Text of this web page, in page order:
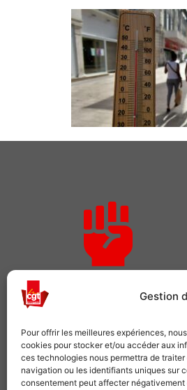
Gestion
Pour offrir les meilleures expériences,
cookies pour stocker et/ou accéder aux
ces technologies nous permettra de
navigation ou les identifiants uniques sur
consentement peut affecter
Rejoignez-nous
milliers de salariés, choisissez la
VOUS SYNDIQUER